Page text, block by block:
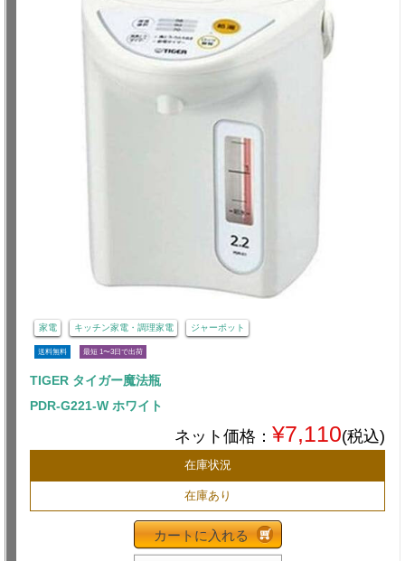
家電 キッチン家電・調理家電 ジャーポット
送料無料 最短 1〜3日で出荷
TIGER タイガー魔法瓶
PDR-G221-W ホワイト
ネット価格： ¥7,110(税込)
在庫状況
在庫あり
カートに入れる